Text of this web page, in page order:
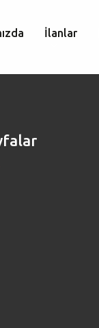
İlanlar